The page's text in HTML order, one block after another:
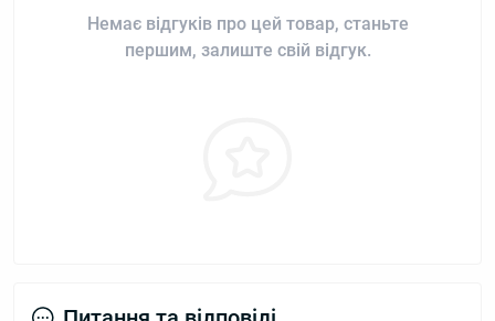
Немає відгуків про цей товар, станьте
першим, залиште свій відгук.